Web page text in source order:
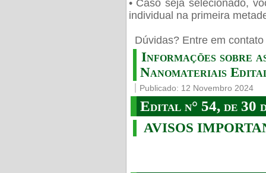
• Caso seja selecionado,
individual na primeira
Dúvidas? Entre em
Informações sobre
Nanomateriais
Publicado: 12 Novembro 2024
Edital n° 54, de 30
AVISOS